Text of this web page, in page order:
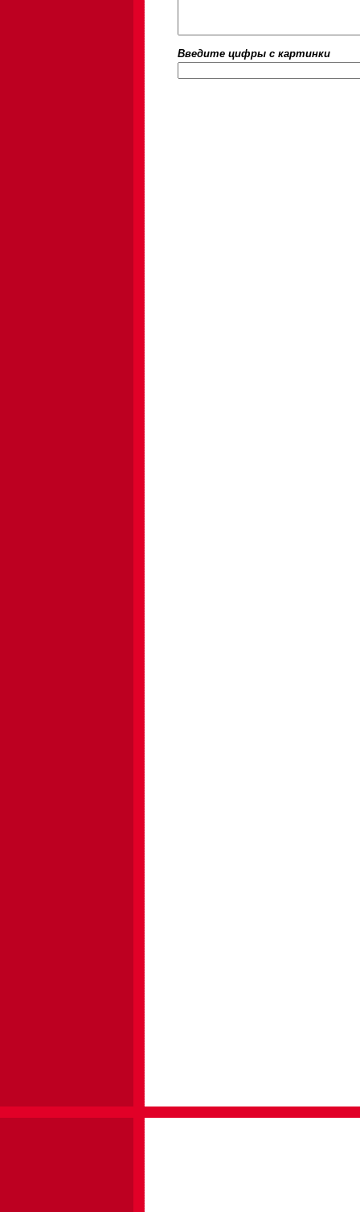
Введите цифры c картинки